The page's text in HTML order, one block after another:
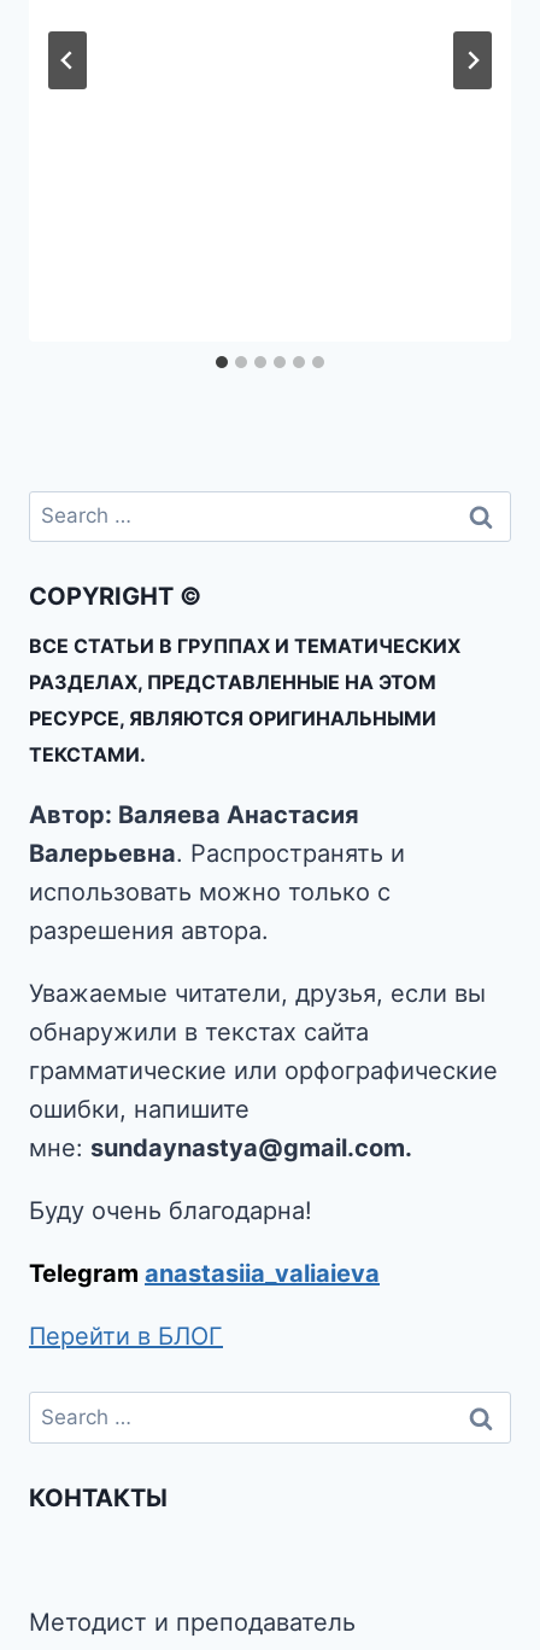
COPYRIGHT ©
ВСЕ СТАТЬИ В ГРУППАХ И ТЕМАТИЧЕСКИХ
РАЗДЕЛАХ, ПРЕДСТАВЛЕННЫЕ НА ЭТОМ
РЕСУРСЕ, ЯВЛЯЮТСЯ ОРИГИНАЛЬНЫМИ
ТЕКСТАМИ.
Автор: Валяева Анастасия
Валерьевна. Распространять и
использовать можно только с
разрешения автора.
Уважаемые читатели, друзья, если вы
обнаружили в текстах сайта
грамматические или орфографические
ошибки, напишите
мне: sundaynastya@gmail.com.
Буду очень благодарна!
Telegram anastasiia_valiaieva
Перейти в БЛОГ
КОНТАКТЫ
Методист и преподаватель